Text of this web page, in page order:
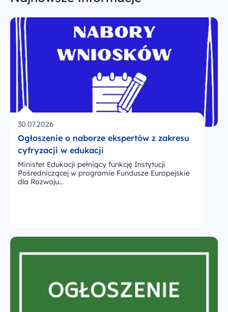
30.07.2026
Ogłoszenie o naborze ekspertów z zakresu
cyfryzacji w edukacji
Minister Edukacji pełniący funkcję Instytucji
Pośredniczącej w programie Fundusze Europejskie
dla Rozwoju…